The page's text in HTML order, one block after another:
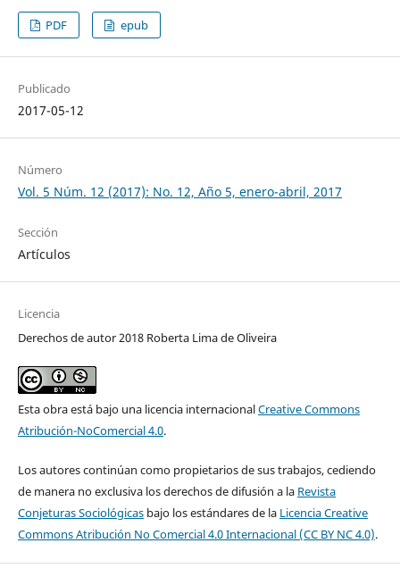
PDF epub
Publicado
2017-05-12
Número
Vol. 5 Núm. 12 (2017): No. 12, Año 5, enero-abril, 2017
Sección
Artículos
Licencia
Derechos de autor 2018 Roberta Lima de Oliveira
Esta obra está bajo una licencia internacionalCreative Commons
Atribución-NoComercial 4.0.
Los autores continúan como propietarios de sus trabajos, cediendo
de manera no exclusiva los derechos de difusión a la Revista
Conjeturas Sociológicasbajo los estándares de la Licencia Creative
Commons Atribución No Comercial 4.0 Internacional (CC BY NC 4.0).